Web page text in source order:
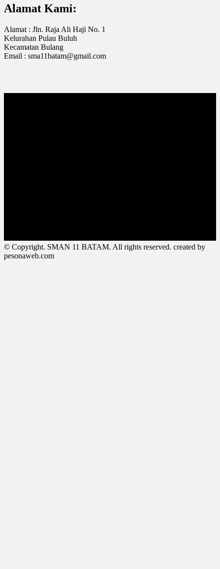
Alamat Kami:
Alamat : Jln. Raja Ali Haji No. 1
Kelurahan Pulau Buluh
Kecamatan Bulang
Email : sma11batam@gmail.com
© Copyright. SMAN 11 BATAM. All rights reserved. created by
pesonaweb.com